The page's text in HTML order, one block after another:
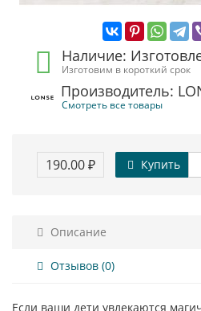
Наличие:
Изготовим в короткий срок
Производитель:
Смотреть все товары
190.00 ₽ Купить
Описание
Отзывов (0)
Если ваши дети увлекаются